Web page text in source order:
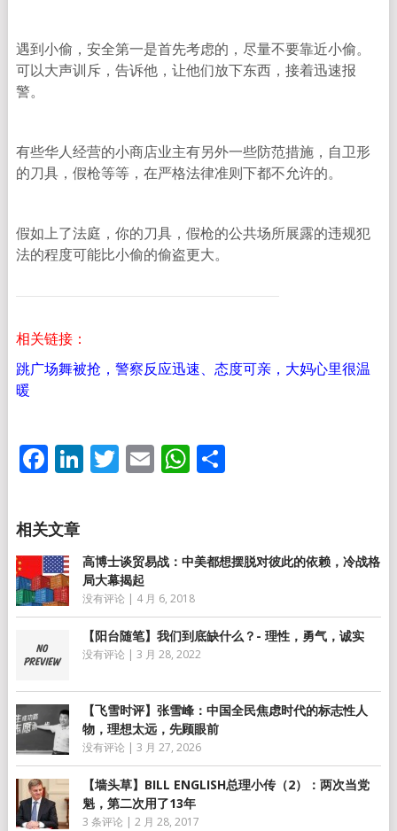
遇到小偷，安全第一是首先考虑的，尽量不要靠近小偷。
可以大声训斥，告诉他，让他们放下东西，接着迅速报
警。
有些华人经营的小商店业主有另外一些防范措施，自卫形
的刀具，假枪等等，在严格法律准则下都不允许的。
假如上了法庭，你的刀具，假枪的公共场所展露的违规犯
法的程度可能比小偷的偷盗更大。
相关链接：
跳广场舞被抢，警察反应迅速、态度可亲，大妈心里很温
暖
Facebook
LinkedIn
Twitter
EmailWhatsApp
分
高博士谈贸易战：中美都想摆脱对彼此的依赖，冷战格
局大幕揭起
没有评论 | 4 月 6, 2018
【阳台随笔】我们到底缺什么？- 理性，勇气，诚实
没有评论 | 3 月 28, 2022
【飞雪时评】张雪峰：中国全民焦虑时代的标志性人
物，理想太远，先顾眼前
没有评论 | 3 月 27, 2026
【墙头草】BILL ENGLISH总理小传（2）：两次当党
魁，第二次用了13年
3 条评论 | 2 月 28, 2017